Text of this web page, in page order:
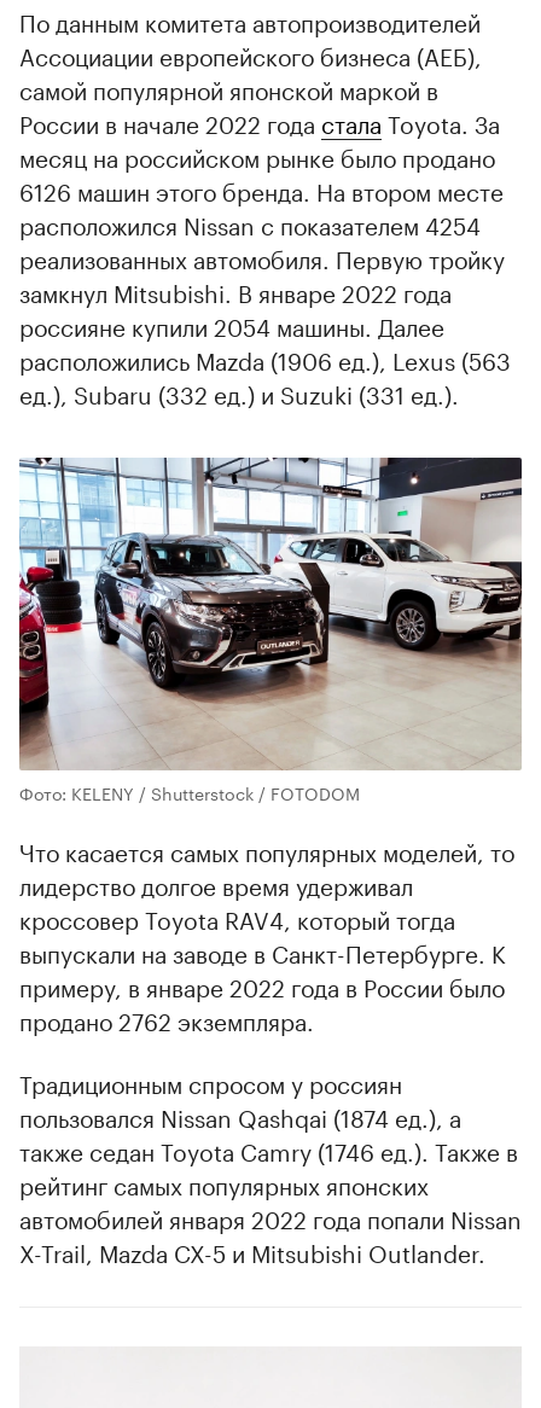
00:00 / 00:00
По данным комитета автопроизводителей
Ассоциации европейского бизнеса (АЕБ),
самой популярной японской маркой в
России в начале 2022 года стала Toyota. За
месяц на российском рынке было продано
6126 машин этого бренда. На втором месте
расположился Nissan с показателем 4254
реализованных автомобиля. Первую тройку
замкнул Mitsubishi. В январе 2022 года
россияне купили 2054 машины. Далее
расположились Mazda (1906 ед.), Lexus (563
ед.), Subaru (332 ед.) и Suzuki (331 ед.).
Фото: KELENY / Shutterstock / FOTODOM
Что касается самых популярных моделей, то
лидерство долгое время удерживал
кроссовер Toyota RAV4, который тогда
выпускали на заводе в Санкт-Петербурге. К
примеру, в январе 2022 года в России было
продано 2762 экземпляра.
Традиционным спросом у россиян
пользовался Nissan Qashqai (1874 ед.), а
также седан Toyota Camry (1746 ед.). Также в
рейтинг самых популярных японских
автомобилей января 2022 года попали Nissan
X-Trail, Mazda CX-5 и Mitsubishi Outlander.